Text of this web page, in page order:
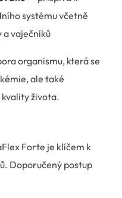
systému včetně
a vaječníků
organismu, která se
ale také
života.
Forte je klíčem k
Doporučený postup